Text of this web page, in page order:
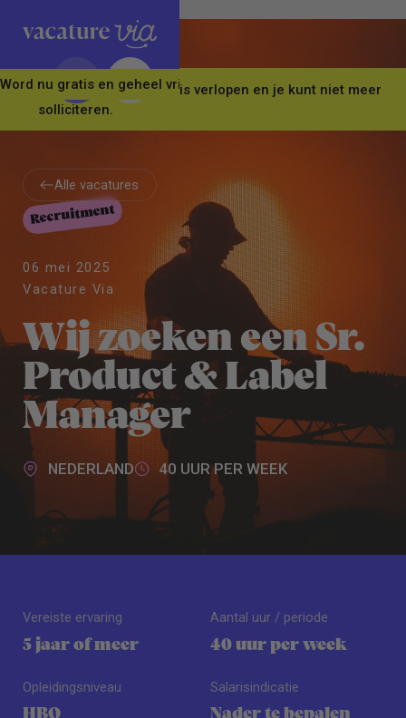
Word nu gratis en geheel vrijblijvend lid van ons Vacature Via
Let op! Deze vacature is verlopen en je kunt niet meer
solliciteren.
Alle vacatures
Alle vacatures
Recruitment
06 mei 2025
Vacature Via
Wij zoeken een Sr.
Product & Label
Manager
NEDERLAND 40 UUR PER WEEK
Vereiste ervaring
5 jaar of meer
Opleidingsniveau
HBO
Aantal uur / periode
40 uur per week
Salarisindicatie
Nader te bepalen